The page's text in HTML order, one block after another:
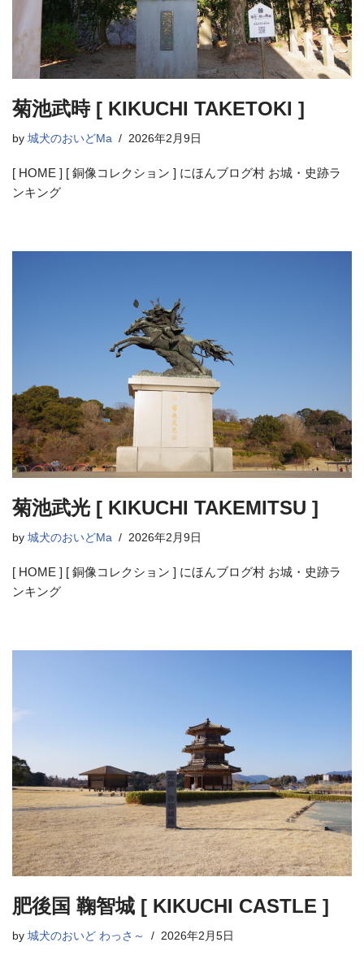
菊池武時 [ KIKUCHI TAKETOKI ]
by 城犬のおいどMa 2026年2月9日
[ HOME ] [ 銅像コレクション ] にほんブログ村 お城・史跡ラ
ンキング
菊池武光 [ KIKUCHI TAKEMITSU ]
by 城犬のおいどMa 2026年2月9日
[ HOME ] [ 銅像コレクション ] にほんブログ村 お城・史跡ラ
ンキング
肥後国 鞠智城 [ KIKUCHI CASTLE ]
by 城犬のおいど わっさ～ 2026年2月5日